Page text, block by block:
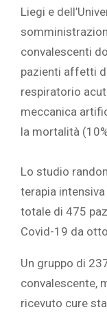
Liegi e
convalescenti
pazienti affetti
respiratorio
meccanica
la mortalità
Lo studio
terapia
totale di 475
Covid-19 da
Un gruppo di
convalescente,
ricevuto cure